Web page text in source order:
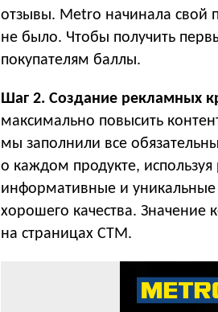
отзывы. Metro начинала свой
не было. Чтобы получить
покупателям баллы.
Шаг 2. Создание рекламных
максимально повысить
мы заполнили все
о каждом продукте,
информативные и
хорошего качества. Значение
на страницах CTM.